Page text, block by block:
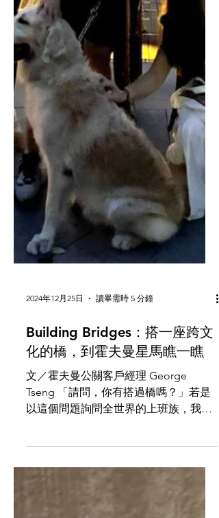
2024年12月25日 讀畢需時 5 分鐘
Building Bridges：搭一座跨文
化的橋，到霍夫曼星馬瞧一瞧
文／霍夫曼公關客戶經理 George
有」（也很有可能剩下一成的答案會是
『蛤？』）。然而，在霍夫曼公關，卻
有許多人曾有過一段獨特跨國「搭橋」